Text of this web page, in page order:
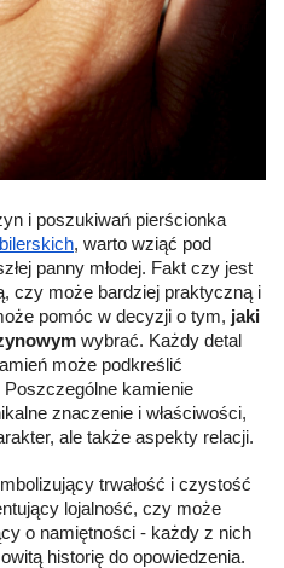
i poszukiwań pierścionka
, warto wziąć pod
panny młodej. Fakt czy jest
czy może bardziej praktyczną i
pomóc w decyzji o tym, jaki
wybrać. Każdy detal
może podkreślić
kamienie
znaczenie i właściwości,
ale także aspekty relacji.
trwałość i czystość
lojalność, czy może
o namiętności - każdy z nich
historię do opowiedzenia.